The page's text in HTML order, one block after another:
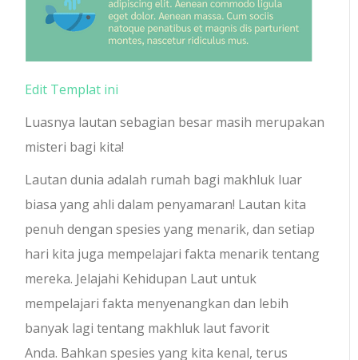
Edit Templat ini
Luasnya lautan sebagian besar masih merupakan
misteri bagi kita!
Lautan dunia adalah rumah bagi makhluk luar
biasa yang ahli dalam penyamaran! Lautan kita
penuh dengan spesies yang menarik, dan setiap
hari kita juga mempelajari fakta menarik tentang
mereka. Jelajahi Kehidupan Laut untuk
mempelajari fakta menyenangkan dan lebih
banyak lagi tentang makhluk laut favorit
Anda. Bahkan spesies yang kita kenal, terus